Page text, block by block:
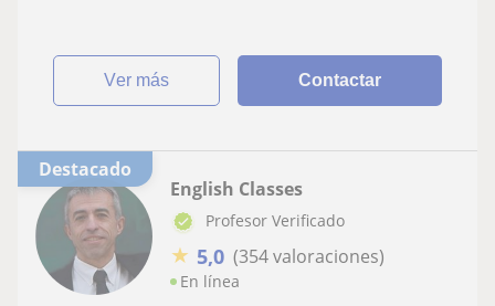
ver más Contactar
Destacado
English Classes
Profesor Verificado
★ 5,0 (354 valoraciones)
En línea